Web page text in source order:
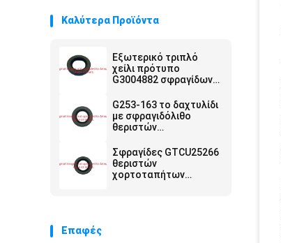
Καλύτερα Προϊόντα
Εξωτερικό τριπλό
χείλι πρότυπο
G3004882 σφραγίδων
θεριστών για τα
μηχανήματα
χορτοταπήτων
G253-163 το δαχτυλίδι
με σφραγιδόλιθο
θεριστών
εγκαθιστά Toro
Greensmaster 1000
Σφραγίδες GTCU25266
θεριστών
χορτοταπήτων
Επαφές